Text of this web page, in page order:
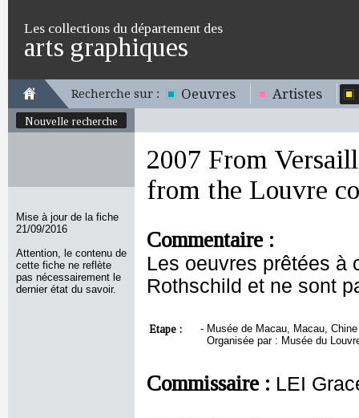
Les collections du département des
arts graphiques
Recherche sur : Oeuvres Artistes
Nouvelle recherche
Mise à jour de la fiche
21/09/2016
Attention, le contenu de
cette fiche ne reflète
pas nécessairement le
dernier état du savoir.
2007 From
from the Louvre
Commentaire :
Les oeuvres prêtées à
Rothschild et ne sont
Etape : - Musée de Macau, Macau,
Organisée par : Musée du
Commissaire : LEI